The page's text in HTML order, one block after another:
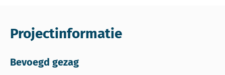
Projectinformatie
Bevoegd gezag